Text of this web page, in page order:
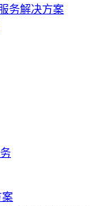
务解决方案
案